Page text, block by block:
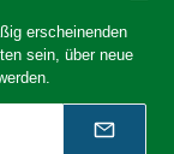
erscheinenden
sein, über neue